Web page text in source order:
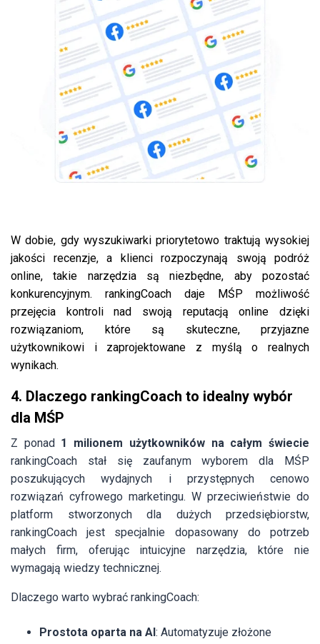
W dobie, gdy wyszukiwarki priorytetowo traktują wysokiej
jakości recenzje, a klienci rozpoczynają swoją podróż
online, takie narzędzia są niezbędne, aby pozostać
konkurencyjnym. rankingCoach daje MŚP możliwość
przejęcia kontroli nad swoją reputacją online dzięki
rozwiązaniom, które są skuteczne, przyjazne
użytkownikowi i zaprojektowane z myślą o realnych
wynikach.
4. Dlaczego rankingCoach to idealny wybór
dla MŚP
Z ponad 1 milionem użytkowników na całym świecie
rankingCoach stał się zaufanym wyborem dla MŚP
poszukujących wydajnych i przystępnych cenowo
rozwiązań cyfrowego marketingu. W przeciwieństwie do
platform stworzonych dla dużych przedsiębiorstw,
rankingCoach jest specjalnie dopasowany do potrzeb
małych firm, oferując intuicyjne narzędzia, które nie
wymagają wiedzy technicznej.
Dlaczego warto wybrać rankingCoach:
Prostota oparta na AI: Automatyzuje złożone